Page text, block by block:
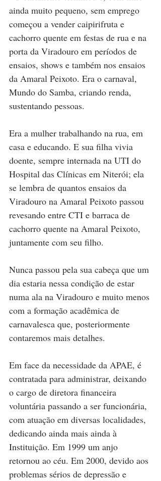
ainda muito pequeno, sem emprego
começou a vender caipirifruta e
cachorro quente em festas de rua e na
porta da Viradouro em períodos de
ensaios, shows e também nos ensaios
da Amaral Peixoto. Era o carnaval,
Mundo do Samba, criando renda,
sustentando pessoas.
Era a mulher trabalhando na rua, em
casa e educando. E sua filha vivia
doente, sempre internada na UTI do
Hospital das Clínicas em Niterói; ela
se lembra de quantos ensaios da
Viradouro na Amaral Peixoto passou
revesando entre CTI e barraca de
cachorro quente na Amaral Peixoto,
juntamente com seu filho.
Nunca passou pela sua cabeça que um
dia estaria nessa condição de estar
numa ala na Viradouro e muito menos
com a formação acadêmica de
carnavalesca que, posteriormente
contaremos mais detalhes.
Em face da necessidade da APAE, é
contratada para administrar, deixando
o cargo de diretora financeira
voluntária passando a ser funcionária,
com atuação em diversas localidades,
dedicando ainda mais ainda à
Instituição. Em 1999 um anjo
retornou ao céu. Em 2000, devido aos
problemas sérios de depressão e